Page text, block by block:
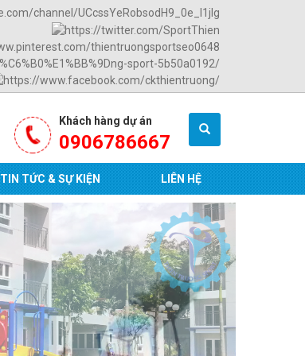
Khách hàng dự án
0906786667
TIN TỨC & SỰ KIỆN LIÊN HỆ